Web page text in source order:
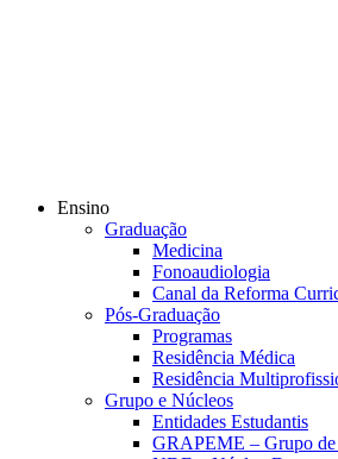
Ensino
Graduação
Medicina
Fonoaudiologia
Canal da Reforma
Pós-Graduação
Programas
Residência Médica
Residência
Grupo e Núcleos
Entidades Estudantis
GRAPEME – Grupo